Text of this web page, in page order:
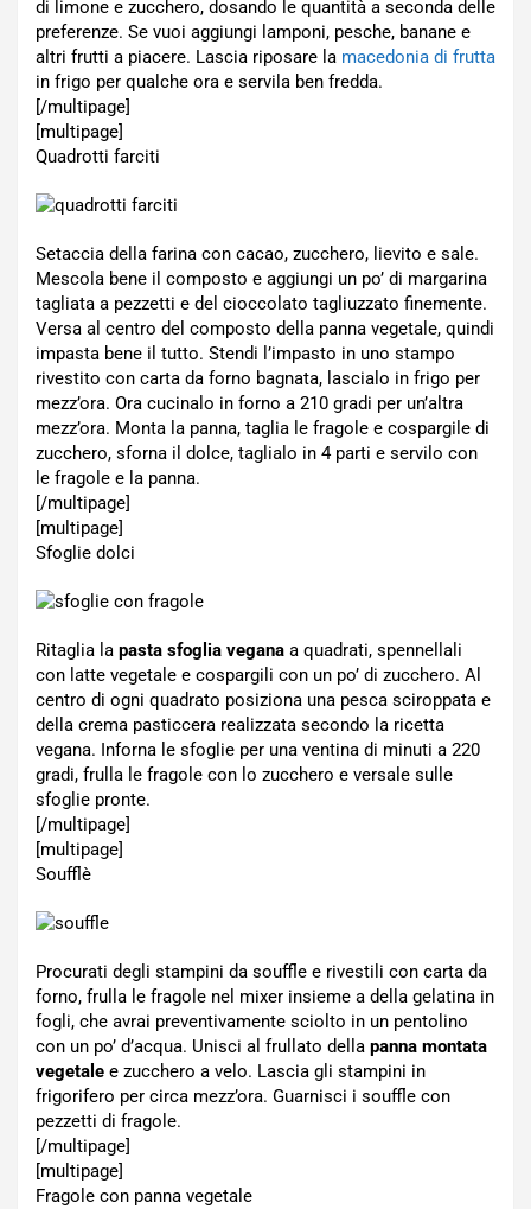
di limone e zucchero, dosando le quantità a seconda delle
preferenze. Se vuoi aggiungi lamponi, pesche, banane e
altri frutti a piacere. Lascia riposare la macedonia di frutta
in frigo per qualche ora e servila ben fredda.
[/multipage]
[multipage]
Quadrotti farciti
Setaccia della farina con cacao, zucchero, lievito e sale.
Mescola bene il composto e aggiungi un po’ di margarina
tagliata a pezzetti e del cioccolato tagliuzzato finemente.
Versa al centro del composto della panna vegetale, quindi
impasta bene il tutto. Stendi l’impasto in uno stampo
rivestito con carta da forno bagnata, lascialo in frigo per
mezz’ora. Ora cucinalo in forno a 210 gradi per un’altra
mezz’ora. Monta la panna, taglia le fragole e cospargile di
zucchero, sforna il dolce, taglialo in 4 parti e servilo con
le fragole e la panna.
[/multipage]
[multipage]
Sfoglie dolci
Ritaglia la pasta sfoglia vegana a quadrati, spennellali
con latte vegetale e cospargili con un po’ di zucchero. Al
centro di ogni quadrato posiziona una pesca sciroppata e
della crema pasticcera realizzata secondo la ricetta
vegana. Inforna le sfoglie per una ventina di minuti a 220
gradi, frulla le fragole con lo zucchero e versale sulle
sfoglie pronte.
[/multipage]
[multipage]
Soufflè
Procurati degli stampini da souffle e rivestili con carta da
forno, frulla le fragole nel mixer insieme a della gelatina in
fogli, che avrai preventivamente sciolto in un pentolino
con un po’ d’acqua. Unisci al frullato della panna montata
vegetale e zucchero a velo. Lascia gli stampini in
frigorifero per circa mezz’ora. Guarnisci i souffle con
pezzetti di fragole.
[/multipage]
[multipage]
Fragole con panna vegetale